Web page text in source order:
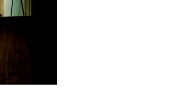
sind in den letzten Monaten stark zurückgegangen.
kleinen Spende unterstützen.